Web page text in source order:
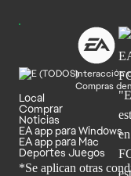
Interacción
Compras
Local
Comprar
Noticias
EA app para Windows
EA app para Mac
Deportes Juegos
*Se aplican otras